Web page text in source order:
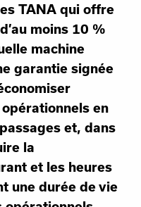
TANA qui offre
moins 10 %
machine
garantie signée
en
et, dans
la
et les heures
une durée de vie